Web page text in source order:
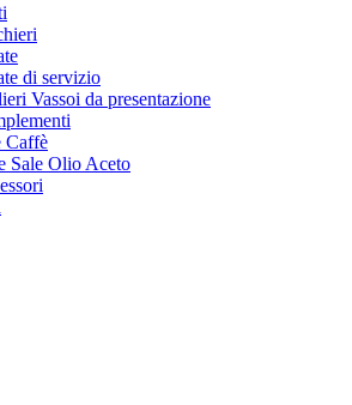
di servizio
Vassoi da presentazione
Caffè
Sale Olio Aceto